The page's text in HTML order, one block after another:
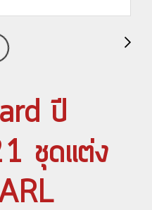
ปี
ชุดแต่ง